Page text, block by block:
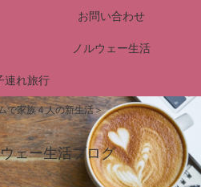
で家族４人の新生活＞
ェー生活ブログ
お問い合わせ
ノルウェー生活
連れ旅行